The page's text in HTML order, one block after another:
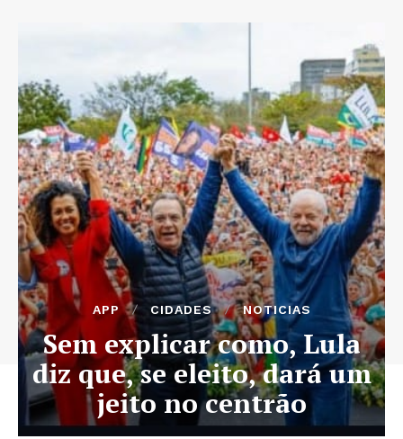
APP CIDADES NOTICIAS
Sem explicar como, Lula
diz que, se eleito, dará um
jeito no centrão